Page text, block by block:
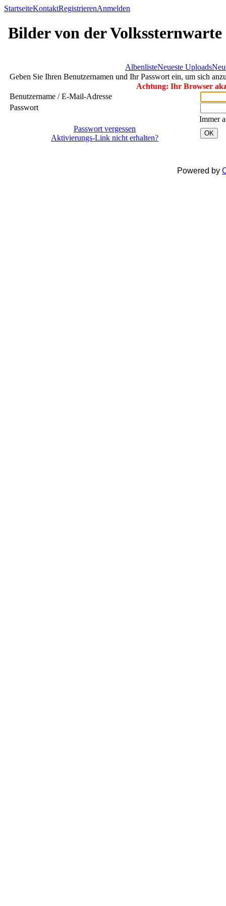
StartseiteKontaktRegistrierenAnmelden
Bilder von der Volkssternwarte
AlbenlisteNeueste Uploads
Geben Sie Ihren Benutzernamen und Ihr Passwort ein, um sich
Achtung: Ihr Browser
Benutzername / E-Mail-Adresse
Passwort
Immer
Passwort vergessen
Aktivierungs-Link nicht erhalten?
OK
Powered by